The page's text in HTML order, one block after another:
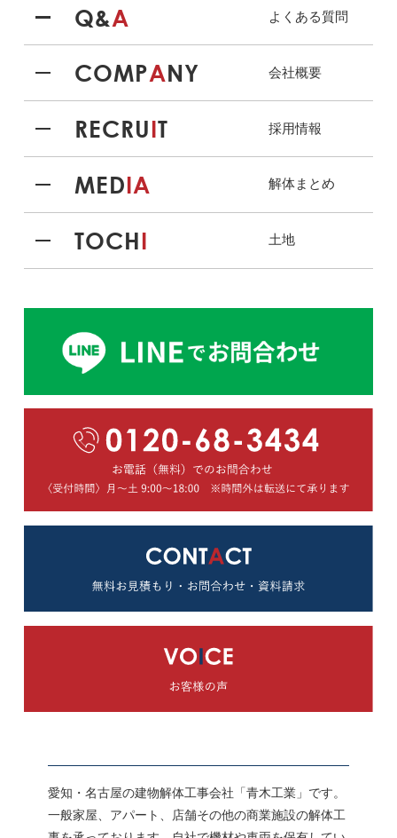
Q&A よくある質問
COMPANY 会社概要
RECRUIT 採用情報
MEDIA 解体まとめ
TOCHI 土地
愛知・名古屋の建物解体工事会社「青木工業」です。
一般家屋、アパート、店舗その他の商業施設の解体工